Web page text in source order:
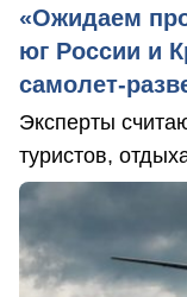
«Ожидаем
юг России и
самолет-
Эксперты
туристов,